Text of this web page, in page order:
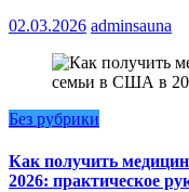
02.03.2026 adminsauna
Без рубрики
Как получить
2026: практическое